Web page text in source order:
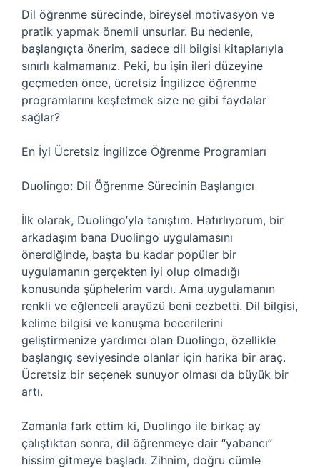
Dil öğrenme sürecinde, bireysel motivasyon ve
pratik yapmak önemli unsurlar. Bu nedenle,
başlangıçta önerim, sadece dil bilgisi kitaplarıyla
sınırlı kalmamanız. Peki, bu işin ileri düzeyine
geçmeden önce, ücretsiz İngilizce öğrenme
programlarını keşfetmek size ne gibi faydalar
sağlar?
En İyi Ücretsiz İngilizce Öğrenme Programları
Duolingo: Dil Öğrenme Sürecinin Başlangıcı
İlk olarak, Duolingo’yla tanıştım. Hatırlıyorum, bir
arkadaşım bana Duolingo uygulamasını
önerdiğinde, başta bu kadar popüler bir
uygulamanın gerçekten iyi olup olmadığı
konusunda şüphelerim vardı. Ama uygulamanın
renkli ve eğlenceli arayüzü beni cezbetti. Dil bilgisi,
kelime bilgisi ve konuşma becerilerini
geliştirmenize yardımcı olan Duolingo, özellikle
başlangıç seviyesinde olanlar için harika bir araç.
Ücretsiz bir seçenek sunuyor olması da büyük bir
artı.
Zamanla fark ettim ki, Duolingo ile birkaç ay
çalıştıktan sonra, dil öğrenmeye dair “yabancı”
hissim gitmeye başladı. Zihnim, doğru cümle